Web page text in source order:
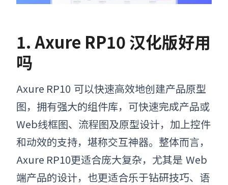
1.Axure RP10汉化版好用
吗
Axure RP10 可以快速高效地创建产品原型
图，拥有强大的组件库，可快速完成产品或
Web线框图、流程图及原型设计，加上控件
和动效的支持，堪称交互神器。整体而言，
Axure RP10更适合庞大复杂，尤其是 Web
端产品的设计，也更适合乐于钻研技巧、语